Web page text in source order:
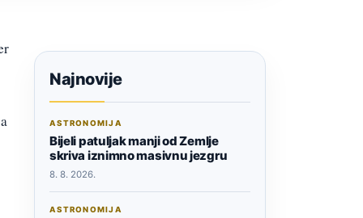
Najnovije
ASTRONOMIJA
Bijeli patuljak manji od Zemlje
skriva iznimno masivnu jezgru
8. 8. 2026.
ASTRONOMIJA